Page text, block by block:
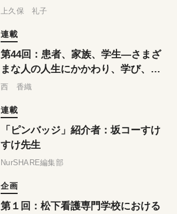
から３年間の評価と今後の取り組み
上久保 礼子
連載
第44回：患者、家族、学生―さまざ
まな人の人生にかかわり、学び、と
もに歩む
西 香織
連載
「ピンバッジ」紹介者：坂コーすけ
すけ先生
NurSHARE編集部
企画
第１回：松下看護専門学校における